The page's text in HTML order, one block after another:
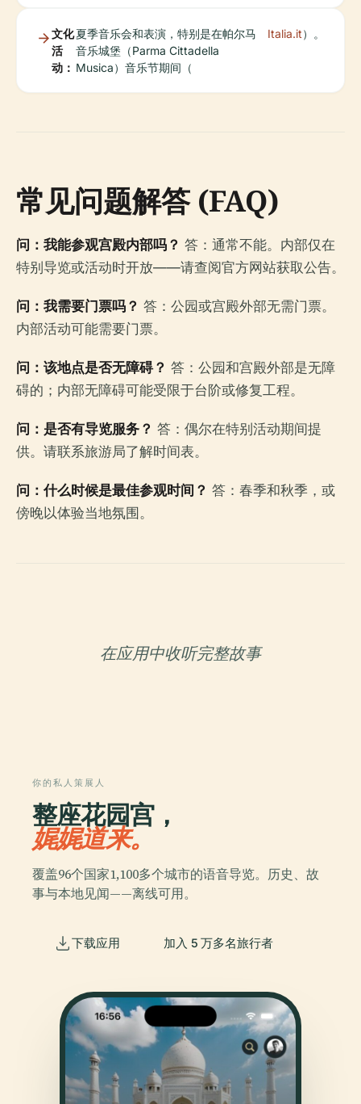
文化
活
动：
夏季音乐会和表演，特别是在帕尔马
音乐城堡（Parma Cittadella
Musica）音乐节期间（
Italia.it）。
常见问题解答 (FAQ)
问：我能参观宫殿内部吗？ 答：通常不能。内部仅在
特别导览或活动时开放——请查阅官方网站获取公告。
问：我需要门票吗？ 答：公园或宫殿外部无需门票。
内部活动可能需要门票。
问：该地点是否无障碍？ 答：公园和宫殿外部是无障
碍的；内部无障碍可能受限于台阶或修复工程。
问：是否有导览服务？ 答：偶尔在特别活动期间提
供。请联系旅游局了解时间表。
问：什么时候是最佳参观时间？ 答：春季和秋季，或
傍晚以体验当地氛围。
在应用中收听完整故事
你的私人策展人
整座花园宫，
娓娓道来。
覆盖96个国家1,100多个城市的语音导览。历史、故
事与本地见闻——离线可用。
下载应用 加入 5 万多名旅行者